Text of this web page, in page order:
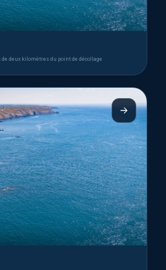
de deux kilomètres du point de décollage